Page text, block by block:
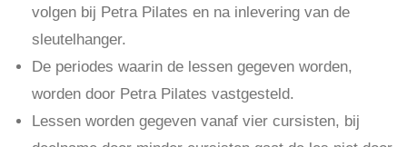
volgen bij Petra Pilates en na inlevering van de
sleutelhanger.
De periodes waarin de lessen gegeven worden,
worden door Petra Pilates vastgesteld.
Lessen worden gegeven vanaf vier cursisten, bij